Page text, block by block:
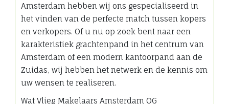
Amsterdam hebben wij ons gespecialiseerd in
het vinden van de perfecte match tussen kopers
en verkopers. Of u nu op zoek bent naar een
karakteristiek grachtenpand in het centrum van
Amsterdam of een modern kantoorpand aan de
Zuidas, wij hebben het netwerk en de kennis om
uw wensen te realiseren.
Wat Vlieg Makelaars Amsterdam OG